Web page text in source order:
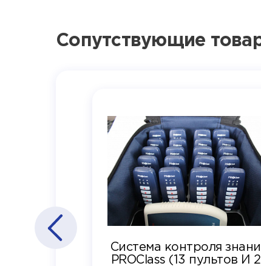
Сопутствующие
Система контроля
PROClass (13 пультов И